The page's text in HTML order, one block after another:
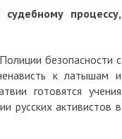
процессу,
безопасности с
к латышам и
готовятся учения
русских активистов в